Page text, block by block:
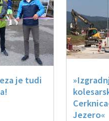
je tudi
Jezero«